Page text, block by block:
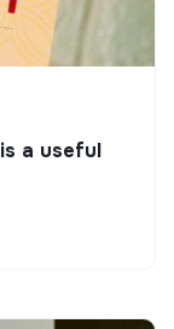
a useful